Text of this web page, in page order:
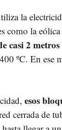
la
como la
casi 2
ºC. En ese
esos
cerrada de